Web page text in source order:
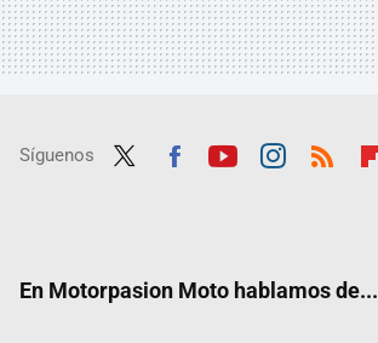
Síguenos
En Motorpasion Moto hablamos de...